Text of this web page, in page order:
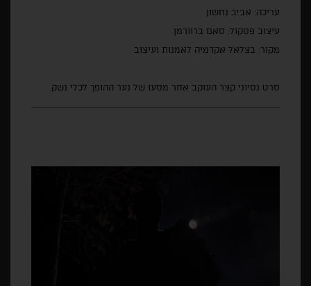
עריכה: אביב נחשון
עיצוב פסקול: סאם ברוורמן
מקור: בצלאל אקדמיה לאמנות ועיצוב
סרט נסיוני קצר העוקב אחר מסעו של נער ההופך לכלי נשק.